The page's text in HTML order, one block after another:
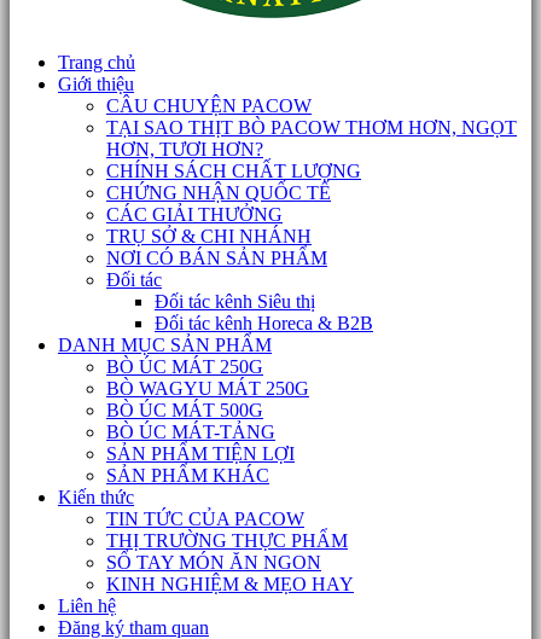
Trang chủ
Giới thiệu
CÂU CHUYỆN PACOW
TẠI SAO THỊT BÒ PACOW THƠM HƠN, NGỌT
HƠN, TƯƠI HƠN?
CHÍNH SÁCH CHẤT LƯỢNG
CHỨNG NHẬN QUỐC TẾ
CÁC GIẢI THƯỞNG
TRỤ SỞ & CHI NHÁNH
NƠI CÓ BÁN SẢN PHẨM
Đối tác
Đối tác kênh Siêu thị
Đối tác kênh Horeca & B2B
DANH MỤC SẢN PHẨM
BÒ ÚC MÁT 250G
BÒ WAGYU MÁT 250G
BÒ ÚC MÁT 500G
BÒ ÚC MÁT-TẢNG
SẢN PHẨM TIỆN LỢI
SẢN PHẨM KHÁC
Kiến thức
TIN TỨC CỦA PACOW
THỊ TRƯỜNG THỰC PHẨM
SỔ TAY MÓN ĂN NGON
KINH NGHIỆM & MẸO HAY
Liên hệ
Đăng ký tham quan